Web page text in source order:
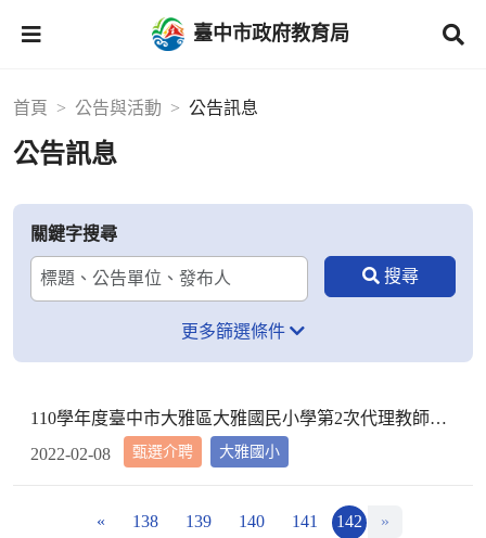
臺中市政府教育局
首頁 公告與活動 公告訊息
公告訊息
關鍵字搜尋
更多篩選條件
甄選介聘
110學年度臺中市大雅區大雅國民小學第2次代理教師甄選第2次招考結果公告
大雅國小
2022-02-08
« 138 139 140 141 142 »